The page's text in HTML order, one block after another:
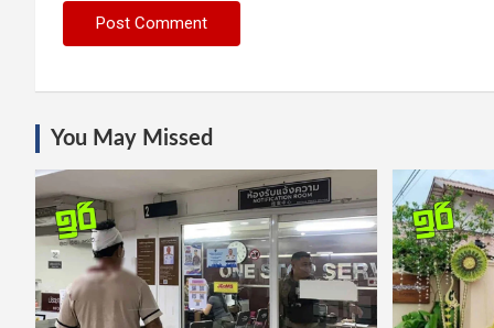
You May Missed